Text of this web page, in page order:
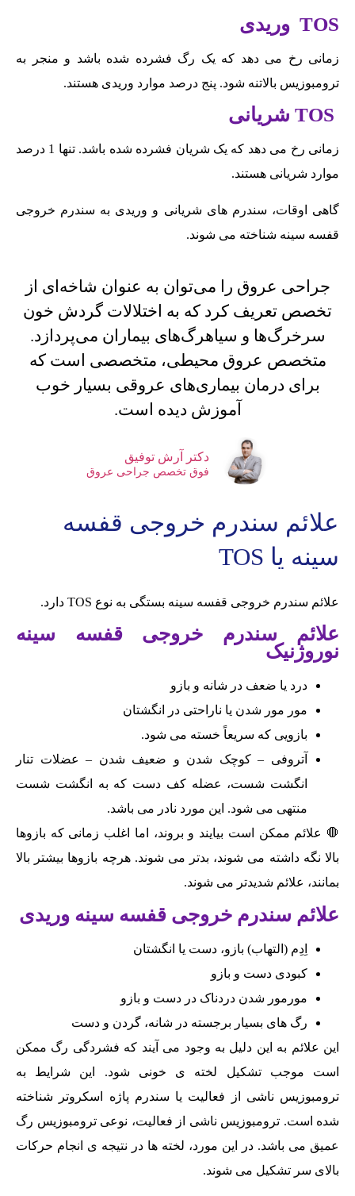
TOS وریدی
زمانی رخ می دهد که یک رگ فشرده شده باشد و منجر به
ترومبوزیس بالاتنه شود. پنج درصد موارد وریدی هستند.
TOS شریانی
زمانی رخ می دهد که یک شریان فشرده شده باشد. تنها 1 درصد
موارد شریانی هستند.
گاهی اوقات، سندرم های شریانی و وریدی به سندرم خروجی
قفسه سینه شناخته می شوند.
جراحی عروق را می‌توان به عنوان شاخه‌ای از
تخصص تعریف کرد که به اختلالات گردش خون
سرخرگ‌ها و سیاهرگ‌های بیماران می‌پردازد.
متخصص عروق محیطی، متخصصی است که
برای درمان بیماری‌های عروقی بسیار خوب
آموزش دیده‌ است.
دکتر آرش توفیق
فوق تخصص جراحی عروق
علائم سندرم خروجی قفسه
سینه یا TOS
علائم سندرم خروجی قفسه سینه بستگی به نوع TOS دارد.
علائم سندرم خروجی قفسه سینه
نوروژنیک
درد یا ضعف در شانه و بازو
مور مور شدن یا ناراحتی در انگشتان
بازویی که سریعاً خسته می شود.
آتروفی – کوچک شدن و ضعیف شدن – عضلات تنار
انگشت شست، عضله کف دست که به انگشت شست
منتهی می شود. این مورد نادر می باشد.
🛑 علائم ممکن است بیایند و بروند، اما اغلب زمانی که بازوها
بالا نگه داشته می شوند، بدتر می شوند. هرچه بازوها بیشتر بالا
بمانند، علائم شدیدتر می شوند.
علائم سندرم خروجی قفسه سینه وریدی
اِدِم (التهاب) بازو، دست یا انگشتان
کبودی دست و بازو
مورمور شدن دردناک در دست و بازو
رگ های بسیار برجسته در شانه، گردن و دست
این علائم به این دلیل به وجود می آیند که فشردگی رگ ممکن
است موجب تشکیل لخته ی خونی شود. این شرایط به
ترومبوزیس ناشی از فعالیت یا سندرم پاژه اسکروتر شناخته
شده است. ترومبوزیس ناشی از فعالیت، نوعی ترومبوزیس رگ
عمیق می باشد. در این مورد، لخته ها در نتیجه ی انجام حرکات
بالای سر تشکیل می شوند.